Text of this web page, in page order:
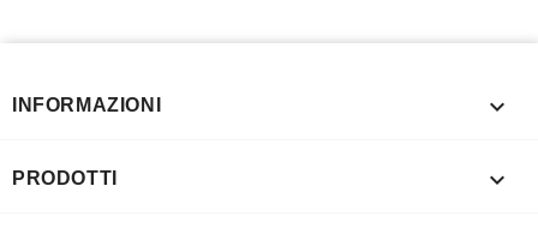
INFORMAZIONI 
PRODOTTI 